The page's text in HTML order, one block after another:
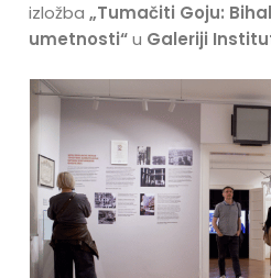
izložba„Tumačiti Goju:
umetnosti“u Galeriji